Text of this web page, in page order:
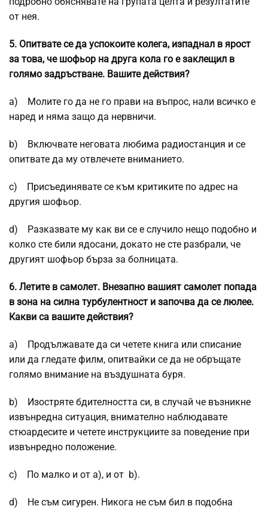
от нея.
5. Опитвате се да успокоите колега, изпаднал в ярост
за това, че шофьор на друга кола го е заклещил в
голямо задръстване. Вашите действия?
a) Молите го да не го прави на въпрос, нали всичко е
наред и няма защо да нервничи.
b) Включвате неговата любима радиостанция и се
опитвате да му отвлечете вниманието.
c) Присъединявате се към критиките по адрес на
другия шофьор.
d) Разказвате му как ви се е случило нещо подобно и
колко сте били ядосани, докато не сте разбрали, че
другият шофьор бърза за болницата.
6. Летите в самолет. Внезапно вашият самолет попада
в зона на силна турбулентност и започва да се люлее.
Какви са вашите действия?
a) Продължавате да си четете книга или списание
или да гледате филм, опитвайки се да не обръщате
голямо внимание на въздушната буря.
b) Изостряте бдителността си, в случай че възникне
извънредна ситуация, внимателно наблюдавате
стюардесите и четете инструкциите за поведение при
извънредно положение.
c) По малко и от a), и от b).
d) Не съм сигурен. Никога не съм бил в подобна